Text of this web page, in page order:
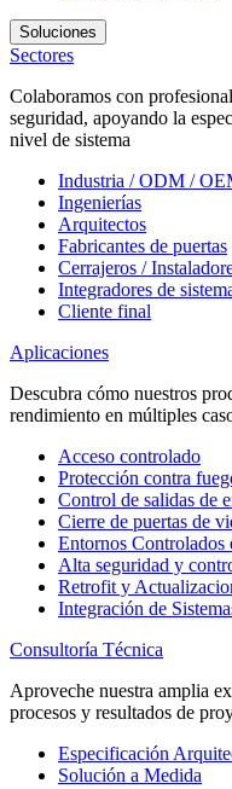
Soluciones
Sectores
Colaboramos con
seguridad, apoyando la
nivel de sistema
Industria / ODM /
Ingenierías
Arquitectos
Fabricantes de puertas
Cerrajeros /
Integradores de
Cliente final
Aplicaciones
Descubra cómo nuestros
rendimiento en múltiples
Acceso controlado
Protección contra
Control de salidas de
Cierre de puertas de
Entornos Controlados
Alta seguridad y
Retrofit y
Integración de
Consultoría Técnica
Aproveche nuestra amplia
procesos y resultados de
Especificación
Solución a Medida